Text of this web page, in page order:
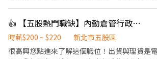
處 • 提供在職訓練，陪你慢慢學會工作 沒經驗沒關係，帶著笑容就
能安心開始！
👍 【五股熱門職缺】內勤倉管行政｜工作環境佳｜時薪200-220｜可現領週領
時薪$200 ~ $220
新北市五股區
很高興您點進來了解這個職位！出貨與理貨是